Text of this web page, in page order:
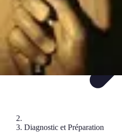
Diagnostic et Préparation